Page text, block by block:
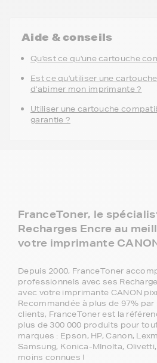
Aide & conseils
Qu'est ce qu'une cartouche
Est ce qu'utiliser une
d'abimer mon imprimante ?
Utiliser une cartouche
garantie ?
FranceToner, le
Recharges Encre au
votre imprimante
Depuis 2000, FranceToner
professionnels avec ses
avec votre imprimante CANON
Recommandée à plus de 97%
clients, FranceToner est la
plus de 300 000 produits pour
marques : Epson, HP, Canon,
Samsung, Konica-MInolta,
moins connues !